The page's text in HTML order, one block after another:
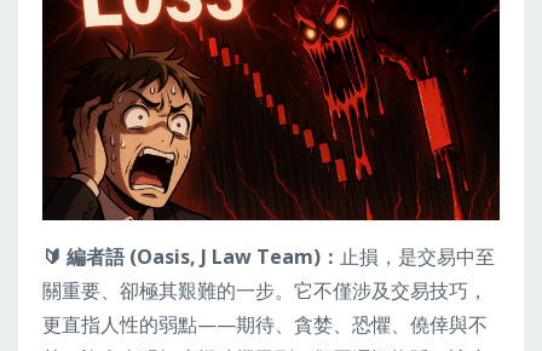
🔰 編者語 (Oasis, J Law Team)： 止損，是交易中至
關重要、卻極其艱難的一步。它不僅涉及交易技巧，
更直指人性的弱點——期待、貪婪、恐懼、僥倖與不